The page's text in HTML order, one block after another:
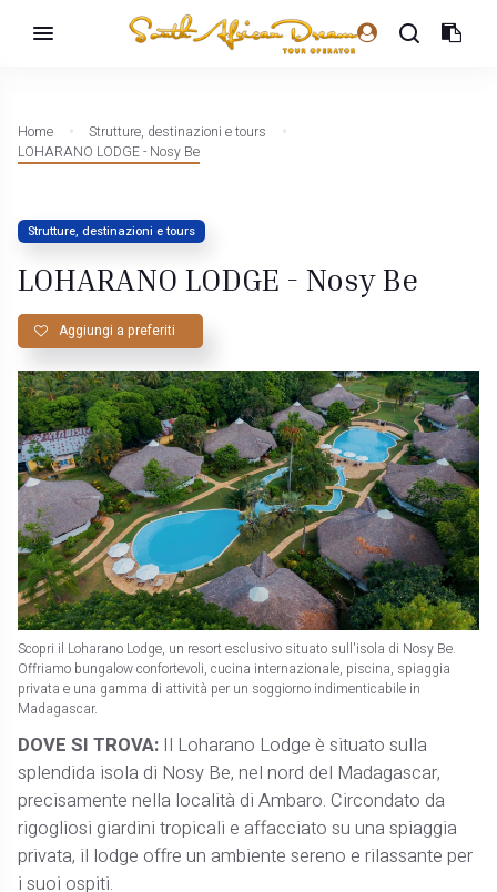
Home
Strutture, destinazioni e tours
LOHARANO LODGE - Nosy Be
Strutture, destinazioni e tours
LOHARANO LODGE - Nosy Be
Aggiungi a preferiti
Scopri il Loharano Lodge, un resort esclusivo situato sull'isola di Nosy Be.
Offriamo bungalow confortevoli, cucina internazionale, piscina, spiaggia
privata e una gamma di attività per un soggiorno indimenticabile in
Madagascar.
DOVE SI TROVA: Il Loharano Lodge è situato sulla
splendida isola di Nosy Be, nel nord del Madagascar,
precisamente nella località di Ambaro. Circondato da
rigogliosi giardini tropicali e affacciato su una spiaggia
privata, il lodge offre un ambiente sereno e rilassante per
i suoi ospiti.